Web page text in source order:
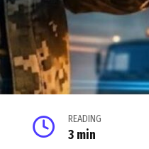
READING
3 min